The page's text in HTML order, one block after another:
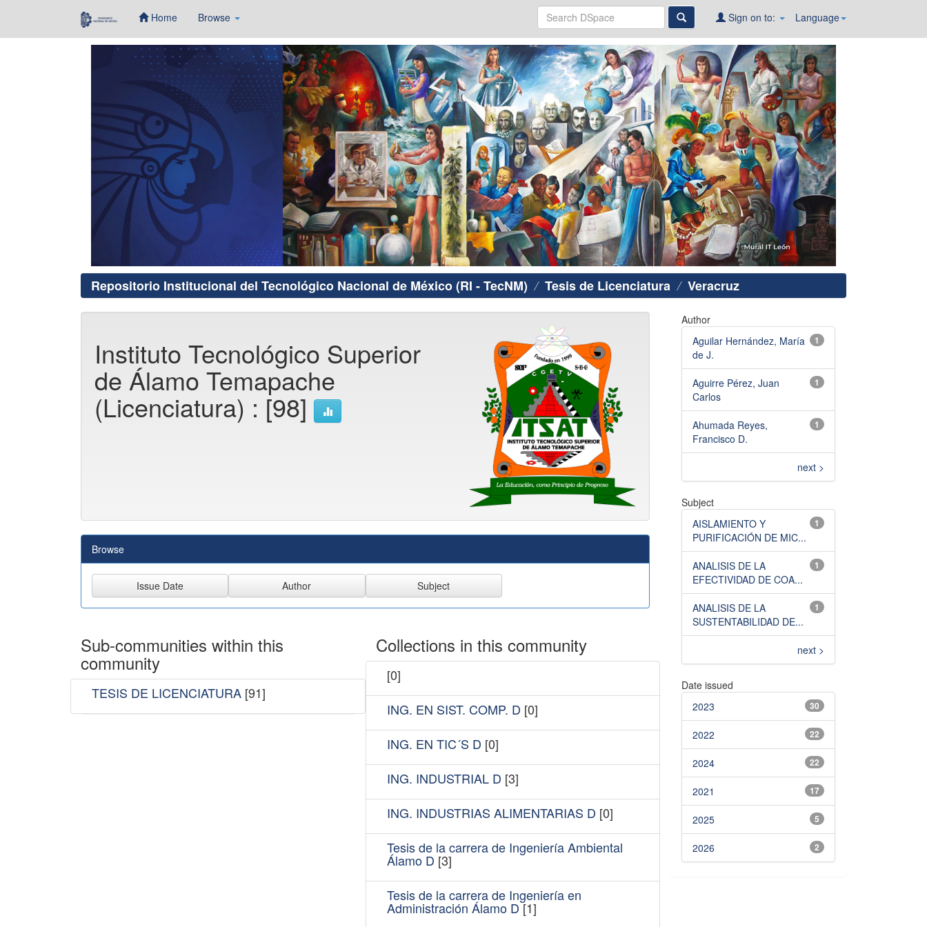
Home Browse Language
Sign on to:
Repositorio Institucional del Tecnológico Nacional de México (RI - TecNM) Tesis de Licenciatura Veracruz
Instituto Tecnológico Superior
de Álamo Temapache
(Licenciatura) : [98]
Browse
Sub-communities within this
community
TESIS DE LICENCIATURA [91]
Collections in this community
[0]
ING. EN SIST. COMP. D [0]
ING. EN TIC´S D [0]
ING. INDUSTRIAL D [3]
ING. INDUSTRIAS ALIMENTARIAS D [0]
Tesis de la carrera de Ingeniería Ambiental
Álamo D [3]
Tesis de la carrera de Ingeniería en
Administración Álamo D[1]
Author
1
Aguilar Hernández, María
de J.
1
Aguirre Pérez, Juan
Carlos
1
Ahumada Reyes,
Francisco D.
next >
Subject
1
AISLAMIENTO Y
PURIFICACIÓN DE MIC...
1
ANALISIS DE LA
EFECTIVIDAD DE COA...
1
ANALISIS DE LA
SUSTENTABILIDAD DE...
next >
Date issued
30
2023
22
2022
22
2024
17
2021
5
2025
2
2026